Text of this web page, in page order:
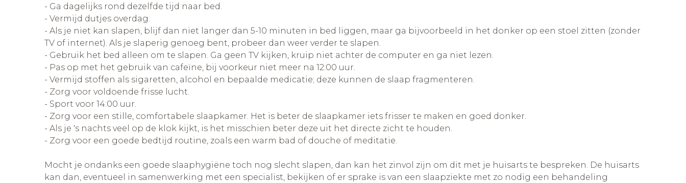
- Ga dagelijks rond dezelfde tijd naar bed.
- Vermijd dutjes overdag.
- Als je niet kan slapen, blijf dan niet langer dan 5-10 minuten in bed liggen, maar ga bijvoorbeeld in het donker op een stoel zitten (zonder
TV of internet). Als je slaperig genoeg bent, probeer dan weer verder te slapen.
- Gebruik het bed alleen om te slapen. Ga geen TV kijken, kruip niet achter de computer en ga niet lezen.
- Pas op met het gebruik van cafeïne, bij voorkeur niet meer na 12:00 uur.
- Vermijd stoffen als sigaretten, alcohol en bepaalde medicatie; deze kunnen de slaap fragmenteren.
- Zorg voor voldoende frisse lucht.
- Sport voor 14:00 uur.
- Zorg voor een stille, comfortabele slaapkamer. Het is beter de slaapkamer iets frisser te maken en goed donker.
- Als je 's nachts veel op de klok kijkt, is het misschien beter deze uit het directe zicht te houden.
- Zorg voor een goede bedtijd routine, zoals een warm bad of douche of meditatie.
Mocht je ondanks een goede slaaphygiëne toch nog slecht slapen, dan kan het zinvol zijn om dit met je huisarts te bespreken. De huisarts
kan dan, eventueel in samenwerking met een specialist, bekijken of er sprake is van een slaapziekte met zo nodig een behandeling